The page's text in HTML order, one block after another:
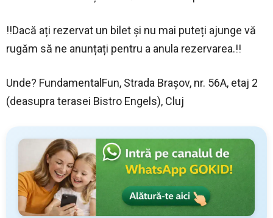
!!Dacă ați rezervat un bilet și nu mai puteți ajunge vă
rugăm să ne anunțați pentru a anula rezervarea.!!
Unde? FundamentalFun, Strada Brașov, nr. 56A, etaj 2
(deasupra terasei Bistro Engels), Cluj